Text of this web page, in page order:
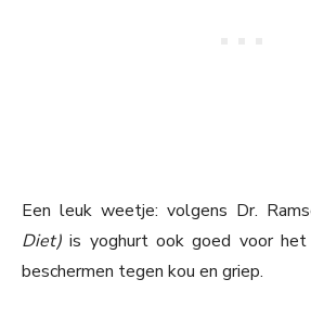
Een leuk weetje: volgens Dr.
Diet)is yoghurt ook goed voor
beschermen tegen kou en griep.